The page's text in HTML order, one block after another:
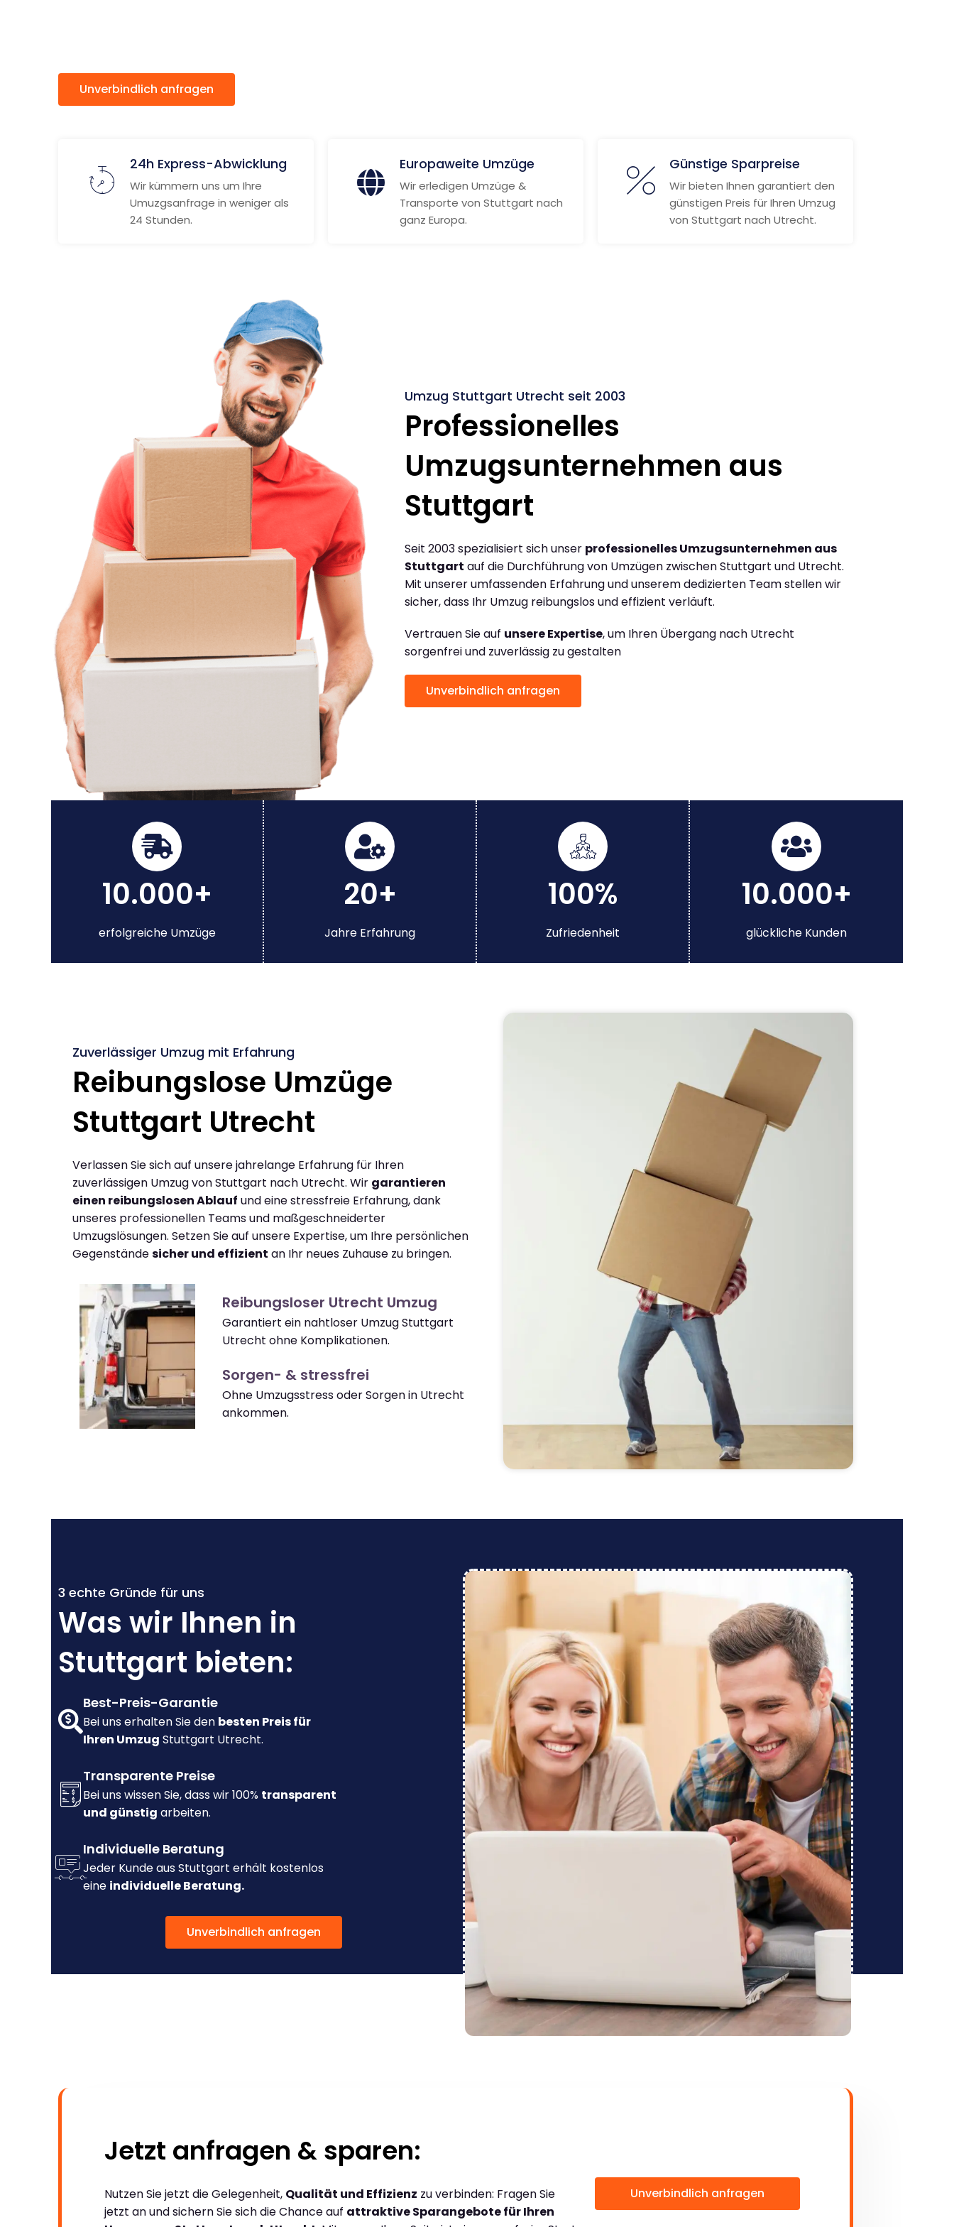
Unverbindlich anfragen
24h Express-Abwicklung
Wir kümmern uns um Ihre
Umuzgsanfrage in weniger als
24 Stunden.
Europaweite Umzüge
Wir erledigen Umzüge &
Transporte von Stuttgart nach
ganz Europa.
Günstige Sparpreise
Wir bieten Ihnen garantiert den
günstigen Preis für Ihren Umzug
von Stuttgart nach Utrecht.
Umzug Stuttgart Utrecht seit 2003
Professionelles
Umzugsunternehmen aus
Stuttgart
Seit 2003 spezialisiert sich unser professionelles Umzugsunternehmen aus
Stuttgart auf die Durchführung von Umzügen zwischen Stuttgart und Utrecht.
Mit unserer umfassenden Erfahrung und unserem dedizierten Team stellen wir
sicher, dass Ihr Umzug reibungslos und effizient verläuft.
Vertrauen Sie auf unsere Expertise, um Ihren Übergang nach Utrecht
sorgenfrei und zuverlässig zu gestalten
Unverbindlich anfragen
10.000+
erfolgreiche Umzüge
20+
Jahre Erfahrung
100%
Zufriedenheit
10.000+
glückliche Kunden
Zuverlässiger Umzug mit Erfahrung
Reibungslose Umzüge
Stuttgart Utrecht
Verlassen Sie sich auf unsere jahrelange Erfahrung für Ihren
zuverlässigen Umzug von Stuttgart nach Utrecht. Wir garantieren
einen reibungslosen Ablauf und eine stressfreie Erfahrung, dank
unseres professionellen Teams und maßgeschneiderter
Umzugslösungen. Setzen Sie auf unsere Expertise, um Ihre persönlichen
Gegenständesicher und effizient an Ihr neues Zuhause zu bringen.
Reibungsloser Utrecht Umzug
Garantiert ein nahtloser Umzug Stuttgart
Utrecht ohne Komplikationen.
Sorgen- & stressfrei
Ohne Umzugsstress oder Sorgen in Utrecht
ankommen.
3 echte Gründe für uns
Was wir Ihnen in
Stuttgart bieten:
Best-Preis-Garantie
Bei uns erhalten Sie den besten Preis für
Ihren Umzug Stuttgart Utrecht.
Transparente Preise
Bei uns wissen Sie, dass wir 100% transparent
und günstig arbeiten.
Individuelle Beratung
Jeder Kunde aus Stuttgart erhält kostenlos
eine individuelle Beratung.
Unverbindlich anfragen
Jetzt anfragen & sparen:
Nutzen Sie jetzt die Gelegenheit, Qualität und Effizienz zu verbinden: Fragen Sie
jetzt an und sichern Sie sich die Chance auf attraktive Sparangebote für Ihren
Unverbindlich anfragen